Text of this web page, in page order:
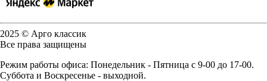
2025 © Арго классик
Все права защищены
Режим работы офиса: Понедельник - Пятница с 9-00 до 17-00.
Суббота и Воскресенье - выходной.